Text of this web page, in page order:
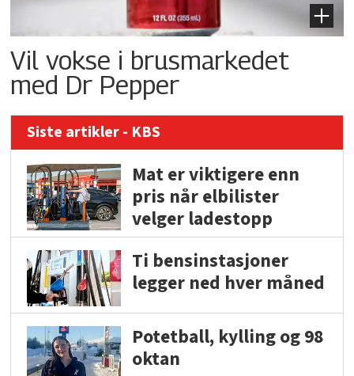
Vil vokse i brusmarkedet
med Dr Pepper
Siste artikler - KBS
Mat er viktigere enn
pris når elbilister
velger ladestopp
Ti bensinstasjoner
legger ned hver måned
Potetball, kylling og 98
oktan